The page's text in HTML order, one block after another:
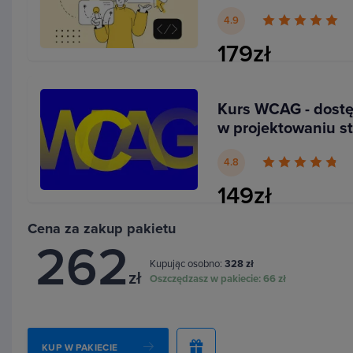
zależności od złożoności Twojego produktu. Warto
możliwe!
4.9
179zł
Kurs WCAG -
w projektowaniu
4.8
149zł
Cena za zakup pakietu
262zł
Kupując osobno: 328 zł
Oszczędzasz w pakiecie:66 zł
KUP W PAKIECIE